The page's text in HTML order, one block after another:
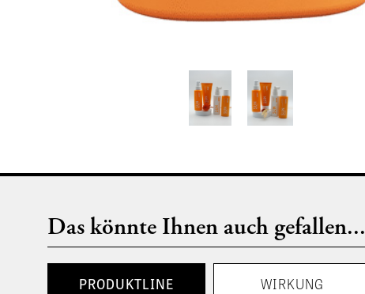
Das könnte Ihnen auch gefallen...
PRODUKTLINE WIRKUNG